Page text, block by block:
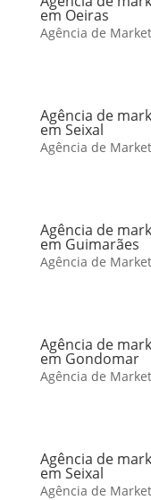
em Oeiras
Agência de
Agência de
em Seixal
Agência de
Agência de
em Guimarães
Agência de
Agência de
em Gondomar
Agência de
Agência de
em Seixal
Agência de